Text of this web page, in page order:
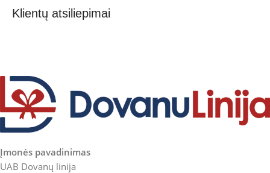
Klientų atsiliepimai
Įmonės pavadinimas
UAB Dovanų linija